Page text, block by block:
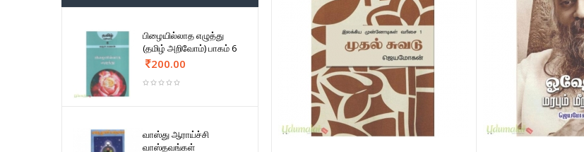
பிழையில்லாத எழுத்து
(தமிழ் அறிவோம்) பாகம் 6
200.00
வாஸ்து ஆராய்ச்சி
வாஸ்தவங்கள்